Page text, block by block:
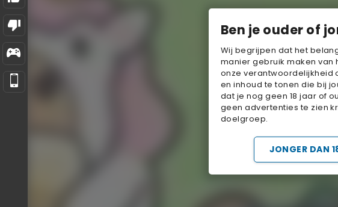
Ben je ouder of
Wij begrijpen dat het
manier gebruik maken van
onze verantwoordelijkheid
en inhoud te tonen die bij
dat je nog geen 18 jaar of
geen advertenties te zien
doelgroep.
JONGER DAN